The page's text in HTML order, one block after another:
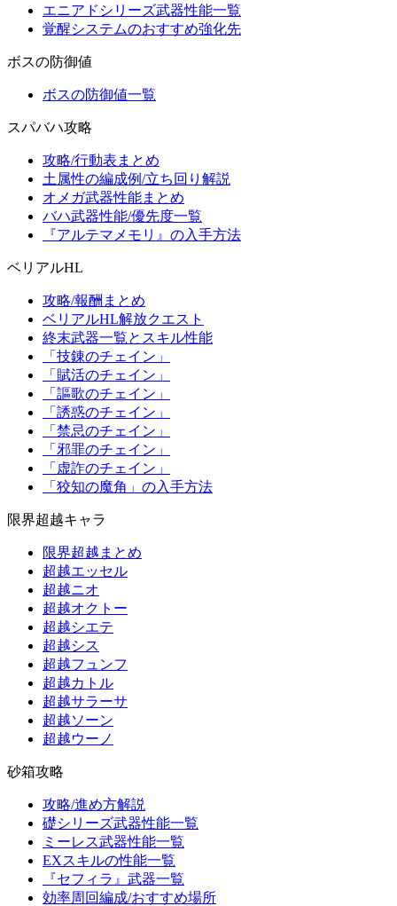
エニアドシリーズ武器性能一覧
覚醒システムのおすすめ強化先
ボスの防御値
ボスの防御値一覧
スパバハ攻略
攻略/行動表まとめ
土属性の編成例/立ち回り解説
オメガ武器性能まとめ
バハ武器性能/優先度一覧
『アルテマメモリ』の入手方法
ベリアルHL
攻略/報酬まとめ
ベリアルHL解放クエスト
終末武器一覧とスキル性能
「技錬のチェイン」
「賦活のチェイン」
「謳歌のチェイン」
「誘惑のチェイン」
「禁忌のチェイン」
「邪罪のチェイン」
「虚詐のチェイン」
「狡知の魔角」の入手方法
限界超越キャラ
限界超越まとめ
超越エッセル
超越ニオ
超越オクトー
超越シエテ
超越シス
超越フュンフ
超越カトル
超越サラーサ
超越ソーン
超越ウーノ
砂箱攻略
攻略/進め方解説
礎シリーズ武器性能一覧
ミーレス武器性能一覧
EXスキルの性能一覧
『セフィラ』武器一覧
効率周回編成/おすすめ場所